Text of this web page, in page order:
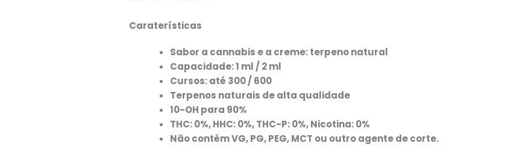
Caraterísticas
Sabor a cannabis e a creme: terpeno natural
Capacidade: 1 ml / 2 ml
Cursos: até 300 / 600
Terpenos naturais de alta qualidade
10-OH para 90%
THC: 0%, HHC: 0%, THC-P: 0%, Nicotina: 0%
Não contém VG, PG, PEG, MCT ou outro agente de corte.